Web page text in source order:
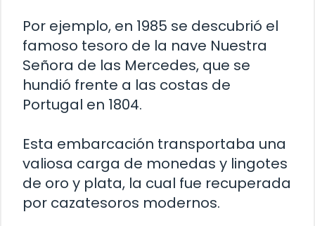
Por ejemplo, en 1985 se descubrió el
famoso tesoro de la nave Nuestra
Señora de las Mercedes, que se
hundió frente a las costas de
Portugal en 1804.
Esta embarcación transportaba una
valiosa carga de monedas y lingotes
de oro y plata, la cual fue recuperada
por cazatesoros modernos.